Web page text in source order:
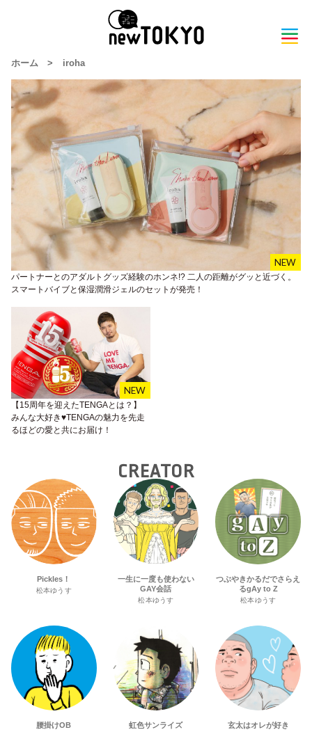
ホーム > iroha
パートナーとのアダルトグッズ経験のホンネ!? 二人の距離がグッと近づく。
スマートバイブと保湿潤滑ジェルのセットが発売！
【15周年を迎えたTENGAとは？】
みんな大好き♥TENGAの魅力を先走
るほどの愛と共にお届け！
CREATOR
Pickles！
松本ゆうす
一生に一度も使わない
GAY会話
松本ゆうす
つぶやきかるだでさらえ
るgAy to Z
松本ゆうす
腰掛けOB 虹色サンライズ 玄太はオレが好き